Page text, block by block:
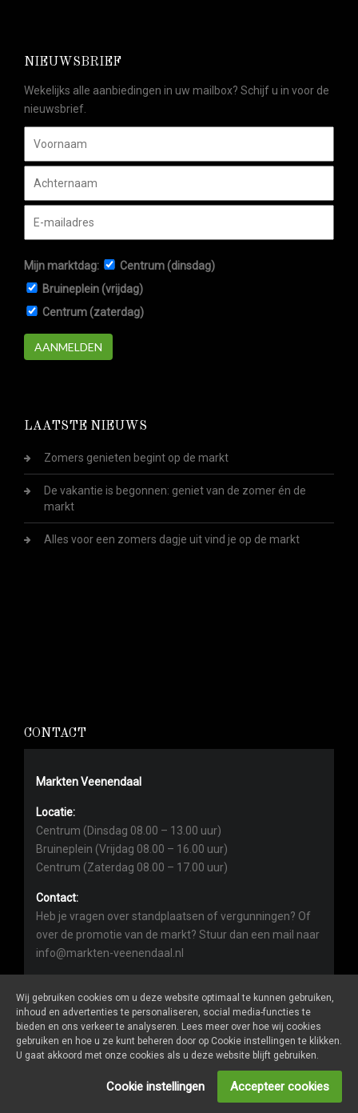
NIEUWSBRIEF
Wekelijks alle aanbiedingen in uw mailbox? Schijf u in voor de
nieuwsbrief.
Mijn marktdag:
Centrum (dinsdag)
Bruineplein (vrijdag)
Centrum (zaterdag)
AANMELDEN
LAATSTE NIEUWS
Zomers genieten begint op de markt
De vakantie is begonnen: geniet van de zomer én de
markt
Alles voor een zomers dagje uit vind je op de markt
CONTACT
Markten Veenendaal
Locatie:
Centrum (Dinsdag 08.00 – 13.00 uur)
Bruineplein (Vrijdag 08.00 – 16.00 uur)
Centrum (Zaterdag 08.00 – 17.00 uur)
Contact:
Heb je vragen over standplaatsen of vergunningen? Of
over de promotie van de markt? Stuur dan een mail naar
info@markten-veenendaal.nl
Markten-veenendaal.nlis een website vanDe Markt Online
ALGEMENE VOORWAARDEN
PRIVACY- EN COOKIEVERKLARING
ONDERNEMER LOGIN
Wij gebruiken cookies om u deze website optimaal te kunnen gebruiken,
inhoud en advertenties te personaliseren, social media-functies te
bieden en ons verkeer te analyseren. Lees meer over hoe wij cookies
gebruiken en hoe u ze kunt beheren door op Cookie instellingen te klikken.
U gaat akkoord met onze cookies als u deze website blijft gebruiken.
Cookie instellingen Accepteer cookies